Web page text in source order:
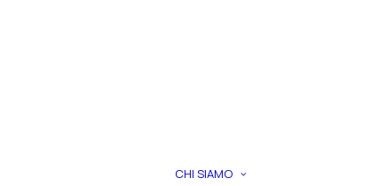
CHI SIAMO